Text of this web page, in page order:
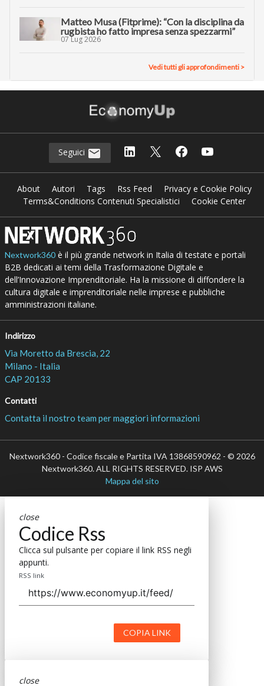
Matteo Musa (Fitprime): “Con la disciplina da
rugbista ho fatto impresa senza spezzarmi”
07 Lug 2026
Vedi tutti gli approfondimenti >
Seguici
About Autori Tags Rss Feed
Privacy e Cookie Policy
Terms&Conditions Contenuti Specialistici
Cookie Center
Nextwork360è il più grande network in Italia di testate e portali
B2B dedicati ai temi della Trasformazione Digitale e
dell’Innovazione Imprenditoriale. Ha la missione di diffondere la
cultura digitale e imprenditoriale nelle imprese e pubbliche
amministrazioni italiane.
Indirizzo
Via Moretto da Brescia, 22
Milano - Italia
CAP 20133
Contatti
Contatta il nostro team per maggiori informazioni
Nextwork360 - Codice fiscale e Partita IVA 13868590962 - © 2026
Nextwork360. ALL RIGHTS RESERVED. ISP AWS
Mappa del sito
close
Codice Rss
Clicca sul pulsante per copiare il link RSS negli
appunti.
RSS link
COPIA LINK
close